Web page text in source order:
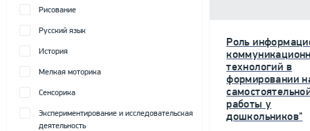
Рисование
Русский язык
История
Мелкая моторика
Сенсорика
Экспериментирование и исследовательская
деятельность
Роль
технологий в
формировании
работы у
дошкольников"